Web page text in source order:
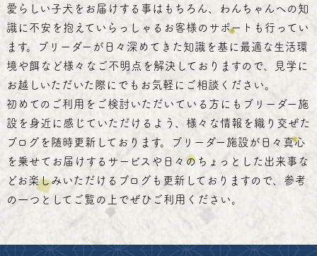
愛らしい子犬をお届けする事はもちろん、わんちゃんへの知
識に不安を抱えていらっしゃるお客様のサポートも行ってい
ます。ブリーダーが日々深めてきた知識を基に最適な生活環
境や餌など様々なご不明点を解決しておりますので、見学に
お越しいただいた際にでもお気軽にご相談ください。
初めてのご利用をご検討いただいている方にもブリーダー施
設を身近に感じていただけるよう、様々な情報を織り交ぜた
ブログを随時更新しております。ブリーダー施設が日々真心
を乗せてお届けするサービスや日々のちょっとした出来事な
どお楽しみいただけるブログも更新しておりますので、参考
の一つとしてご覧の上でぜひご利用ください。